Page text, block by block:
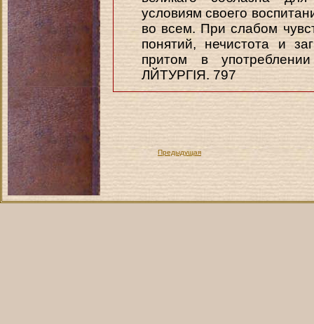
условиям своего
во всем. При слабом
понятий, нечистота и
притом в
ЛЙТУРГІЯ. 797
Предыдущая